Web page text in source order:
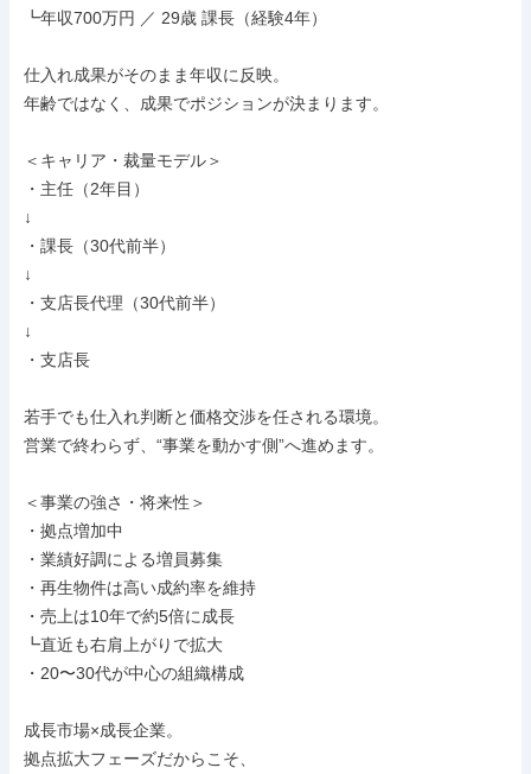
┗年収700万円 ／ 29歳 課長（経験4年）
仕入れ成果がそのまま年収に反映。
年齢ではなく、成果でポジションが決まります。
＜キャリア・裁量モデル＞
・主任（2年目）
↓
・課長（30代前半）
↓
・支店長代理（30代前半）
↓
・支店長
若手でも仕入れ判断と価格交渉を任される環境。
営業で終わらず、“事業を動かす側”へ進めます。
＜事業の強さ・将来性＞
・拠点増加中
・業績好調による増員募集
・再生物件は高い成約率を維持
・売上は10年で約5倍に成長
┗直近も右肩上がりで拡大
・20〜30代が中心の組織構成
成長市場×成長企業。
拠点拡大フェーズだからこそ、